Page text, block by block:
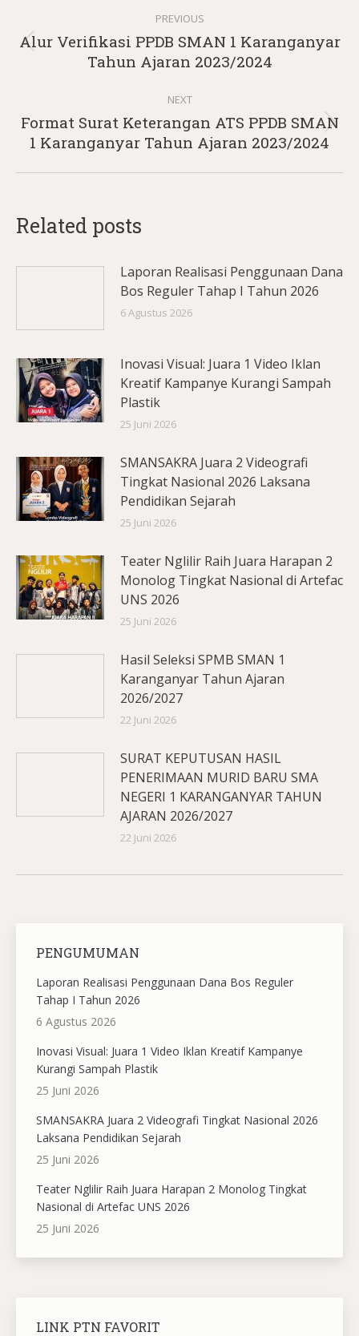
navigation
PREVIOUS
Previous
post:
Alur Verifikasi PPDB SMAN 1 Karanganyar
Tahun Ajaran 2023/2024
NEXT
Next
post:
Format Surat Keterangan ATS PPDB SMAN
1 Karanganyar Tahun Ajaran 2023/2024
Related posts
Laporan Realisasi Penggunaan Dana
Bos Reguler Tahap I Tahun 2026
6 Agustus 2026
Inovasi Visual: Juara 1 Video Iklan
Kreatif Kampanye Kurangi Sampah
Plastik
25 Juni 2026
SMANSAKRA Juara 2 Videografi
Tingkat Nasional 2026 Laksana
Pendidikan Sejarah
25 Juni 2026
Teater Nglilir Raih Juara Harapan 2
Monolog Tingkat Nasional di Artefac
UNS 2026
25 Juni 2026
Hasil Seleksi SPMB SMAN 1
Karanganyar Tahun Ajaran
2026/2027
22 Juni 2026
SURAT KEPUTUSAN HASIL
PENERIMAAN MURID BARU SMA
NEGERI 1 KARANGANYAR TAHUN
AJARAN 2026/2027
22 Juni 2026
PENGUMUMAN
Laporan Realisasi Penggunaan Dana Bos Reguler
Tahap I Tahun 2026
6 Agustus 2026
Inovasi Visual: Juara 1 Video Iklan Kreatif Kampanye
Kurangi Sampah Plastik
25 Juni 2026
SMANSAKRA Juara 2 Videografi Tingkat Nasional 2026
Laksana Pendidikan Sejarah
25 Juni 2026
Teater Nglilir Raih Juara Harapan 2 Monolog Tingkat
Nasional di Artefac UNS 2026
25 Juni 2026
LINK PTN FAVORIT